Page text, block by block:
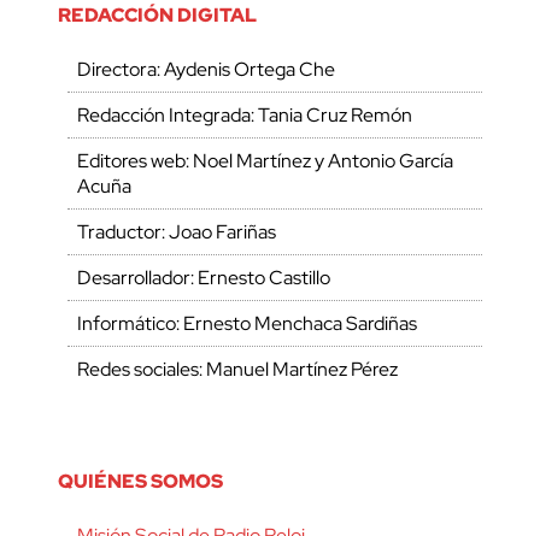
REDACCIÓN DIGITAL
Directora: Aydenis Ortega Che
Redacción Integrada: Tania Cruz Remón
Editores web: Noel Martínez y Antonio García
Acuña
Traductor: Joao Fariñas
Desarrollador: Ernesto Castillo
Informático: Ernesto Menchaca Sardiñas
Redes sociales: Manuel Martínez Pérez
QUIÉNES SOMOS